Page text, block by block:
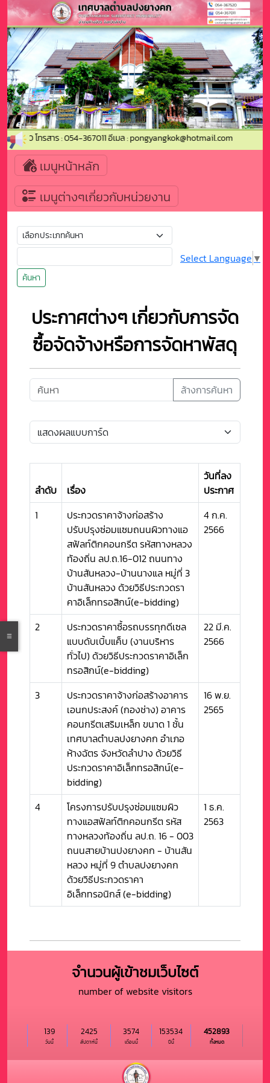
โทรสาร : 054-367011 อีเมล : pongyangkok@hotmail.com
เมนูหน้าหลัก
เมนูต่างๆเกี่ยวกับหน่วยงาน
ค้นหา
Select Language ▼
ประกาศต่างๆ เกี่ยวกับการจัด
ซื้อจัดจ้างหรือการจัดหาพัสดุ
ล้างการค้นหา
ลำดับ เรื่อง
วันที่ลง
ประกาศ
1
ประกวดราคาจ้างก่อสร้าง
ปรับปรุงซ่อมแซมถนนผิวทางแอ
สฟัลท์ติกคอนกรีต รหัสทางหลวง
ท้องถิ่น ลป.ถ.16-012 ถนนทาง
บ้านสันหลวง-บ้านนางแล หมู่ที่ 3
บ้านสันหลวง ด้วยวิธีประกวดรา
คาอิเล็กทรอสิกน์(e-bidding)
4 ก.ค.
2566
2
ประกวดราคาซื้อรถบรรทุกดีเซล
แบบดับเบิ้บแค็บ (งานบริหาร
ทั่วไป) ด้วยวิธีประกวดราคาอิเล็ก
ทรอสิกน์(e-bidding)
22 มี.ค.
2566
3
ประกวดราคาจ้างก่อสร้างอาคาร
เอนกประสงค์ (กองช่าง) อาคาร
คอนกรีตเสริมเหล็ก ขนาด 1 ชั้น
เทศบาลตำบลปงยางคก อำเภอ
ห้างฉัตร จังหวัดลำปาง ด้วยวิธี
ประกวดราคาอิเล็กทรอสิกน์(e-
bidding)
16 พ.ย.
2565
4
โครงการปรับปรุงซ่อมแซมผิว
ทางแอสฟัลท์ติกคอนกรีต รหัส
ทางหลวงท้องถิ่น ลป.ถ. 16 - 003
ถนนสายบ้านปงยางคก - บ้านสัน
หลวง หมู่ที่ 9 ตำบลปงยางคก
ด้วยวิธีประกวดราคา
อิเล็กทรอนิกส์ (e-bidding)
1 ธ.ค.
2563
จำนวนผู้เข้าชมเว็บไซต์
number of website visitors
วันนี้
139
สัปดาห์นี้
2425
เดือนนี้
3574
ปีนี้
153534
ทั้งหมด
452893